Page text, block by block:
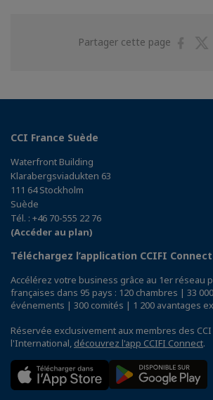
Partager cette page
CCI France Suède
Waterfront Building
Klarabergsviadukten 63
111 64 Stockholm
Suède
Tél. : +46 70-555 22 76
(Accéder au plan)
Téléchargez l’application CCIFI Connect
Accélérez votre business grâce au 1er réseau
françaises dans 95 pays : 120 chambres | 33
événements | 300 comités | 1 200 avantages
Réservée exclusivement aux membres des CCI
l'International, découvrez l'app CCIFI Connect.